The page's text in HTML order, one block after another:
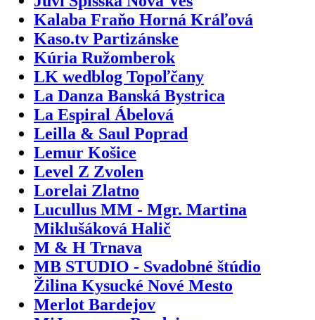
Kalaba Fraňo Horná Kráľová
Kaso.tv Partizánske
Kúria Ružomberok
LK wedblog Topoľčany
La Danza Banská Bystrica
La Espiral Ábelová
Leilla & Saul Poprad
Lemur Košice
Level Z Zvolen
Lorelai Zlatno
Lucullus MM - Mgr. Martina
Miklušáková Halič
M & H Trnava
MB STUDIO - Svadobné štúdio
Žilina Kysucké Nové Mesto
Merlot Bardejov